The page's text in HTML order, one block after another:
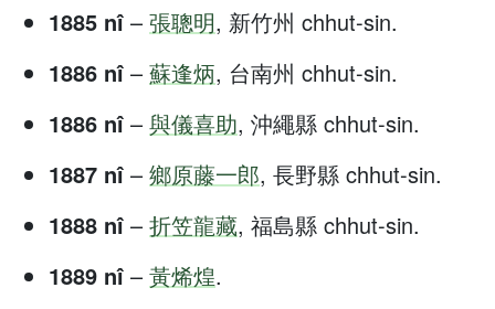
1885 nî – 張聰明, 新竹州 chhut-sin.
1886 nî – 蘇逢炳, 台南州 chhut-sin.
1886 nî – 與儀喜助, 沖繩縣 chhut-sin.
1887 nî – 鄉原藤一郎, 長野縣 chhut-sin.
1888 nî – 折笠龍藏, 福島縣 chhut-sin.
1889 nî – 黃烯煌.